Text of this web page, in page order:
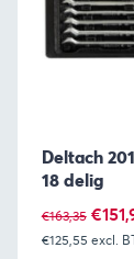
Deltach
18 delig
€163,35
prijs
€
€125,55 excl.